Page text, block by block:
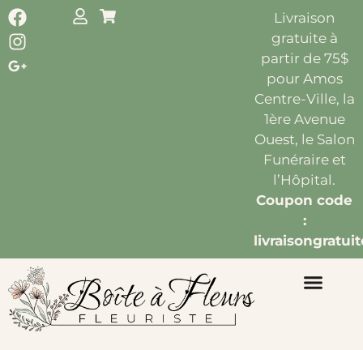
Livraison
gratuite à
partir de 75$
pour Amos
Centre-Ville, la
1ère Avenue
Ouest, le Salon
Funéraire et
l’Hôpital.
Coupon code
: